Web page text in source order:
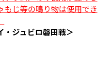
じ等の鳴り物は使用でき
・ジュビロ磐田戦＞